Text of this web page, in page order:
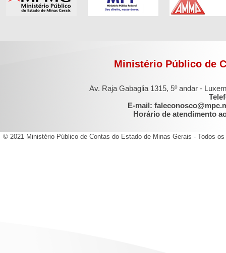
Ministério Público de
Av. Raja Gabaglia 1315, 5º andar -
E-mail:
Horário de atendimento
© 2021 Ministério Público de Contas do Estado de Minas Gerais - Todos